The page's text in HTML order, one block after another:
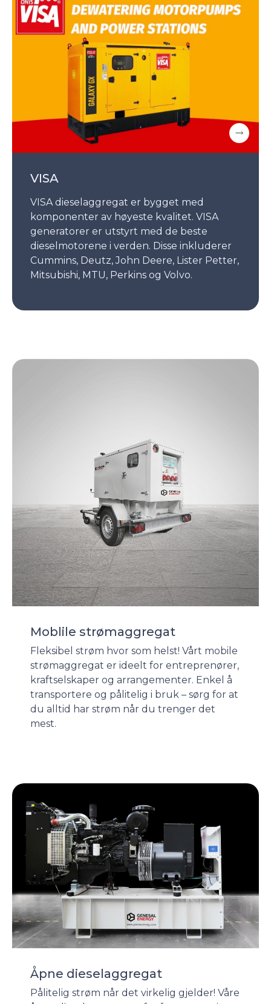
VISA
VISA dieselaggregat er bygget med
komponenter av høyeste kvalitet. VISA
generatorer er utstyrt med de beste
dieselmotorene i verden. Disse inkluderer
Cummins, Deutz, John Deere, Lister Petter,
Mitsubishi, MTU, Perkins og Volvo.
Moblile strømaggregat
Fleksibel strøm hvor som helst! Vårt mobile
strømaggregat er ideelt for entreprenører,
kraftselskaper og arrangementer. Enkel å
transportere og pålitelig i bruk – sørg for at
du alltid har strøm når du trenger det
mest.
Åpne dieselaggregat
Pålitelig strøm når det virkelig gjelder! Våre